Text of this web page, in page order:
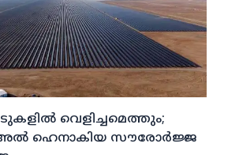
വെളിച്ചമെത്തും;
അല്‍ ഹെനാകിയ സൗരോര്‍ജ്ജ